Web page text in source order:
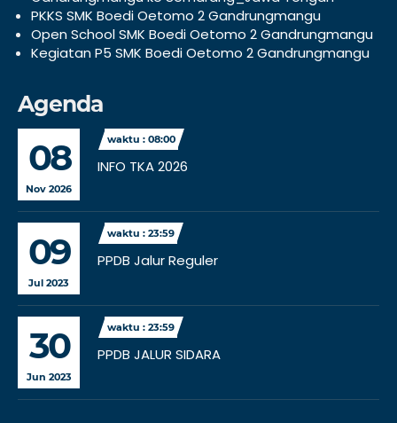
PKKS SMK Boedi Oetomo 2 Gandrungmangu
Open School SMK Boedi Oetomo 2 Gandrungmangu
Kegiatan P5 SMK Boedi Oetomo 2 Gandrungmangu
Agenda
08
Nov 2026
waktu : 08:00
INFO TKA 2026
09
Jul 2023
waktu : 23:59
PPDB Jalur Reguler
30
Jun 2023
waktu : 23:59
PPDB JALUR SIDARA